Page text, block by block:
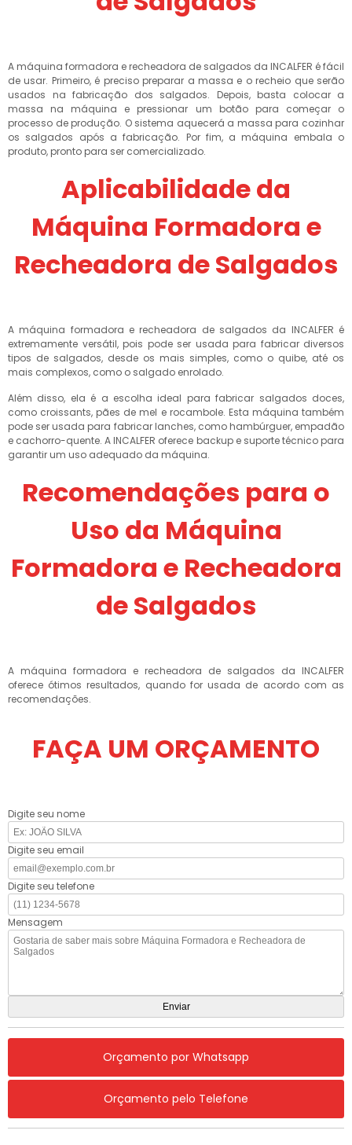
A máquina formadora e recheadora de salgados da INCALFER é fácil
de usar. Primeiro, é preciso preparar a massa e o recheio que serão
usados na fabricação dos salgados. Depois, basta colocar a
massa na máquina e pressionar um botão para começar o
processo de produção. O sistema aquecerá a massa para cozinhar
os salgados após a fabricação. Por fim, a máquina embala o
produto, pronto para ser comercializado.
Aplicabilidade da
Máquina Formadora e
Recheadora de Salgados
A máquina formadora e recheadora de salgados da INCALFER é
extremamente versátil, pois pode ser usada para fabricar diversos
tipos de salgados, desde os mais simples, como o quibe, até os
mais complexos, como o salgado enrolado.
Além disso, ela é a escolha ideal para fabricar salgados doces,
como croissants, pães de mel e rocambole. Esta máquina também
pode ser usada para fabricar lanches, como hambúrguer, empadão
e cachorro-quente. A INCALFER oferece backup e suporte técnico para
garantir um uso adequado da máquina.
Recomendações para o
Uso da Máquina
Formadora e Recheadora
de Salgados
A máquina formadora e recheadora de salgados da INCALFER
oferece ótimos resultados, quando for usada de acordo com as
recomendações.
FAÇA UM ORÇAMENTO
Digite seu nome
Digite seu email
Digite seu telefone
Mensagem
Orçamento por Whatsapp
Orçamento pelo Telefone